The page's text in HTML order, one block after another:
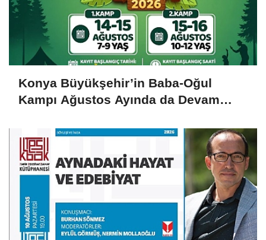
Konya Büyükşehir’in Baba-Oğul
Kampı Ağustos Ayında da Devam